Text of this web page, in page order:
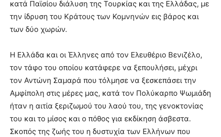
κατά Παϊσίου διάλυση της Τουρκίας και της Ελλάδας, με
την ίδρυση του Κράτους των Κομνηνών εις βάρος και
των δύο χωρών.
Η Ελλάδα και οι Έλληνες από τον Ελευθέριο Βενιζέλο,
τον τάφο του οποίου κατάφερε να ξεπουλήσει, μέχρι
τον Αντώνη Σαμαρά που τόλμησε να ξεσκεπάσει την
Αμφίπολη στις μέρες μας, κατά τον Πολύκαρπο Ψωμιάδη
ήταν η αιτία ξεριζωμού του λαού του, της γενοκτονίας
του και το μίσος και ο πόθος για εκδίκηση άσβεστα.
Σκοπός της ζωής του η δυστυχία των Ελλήνων που